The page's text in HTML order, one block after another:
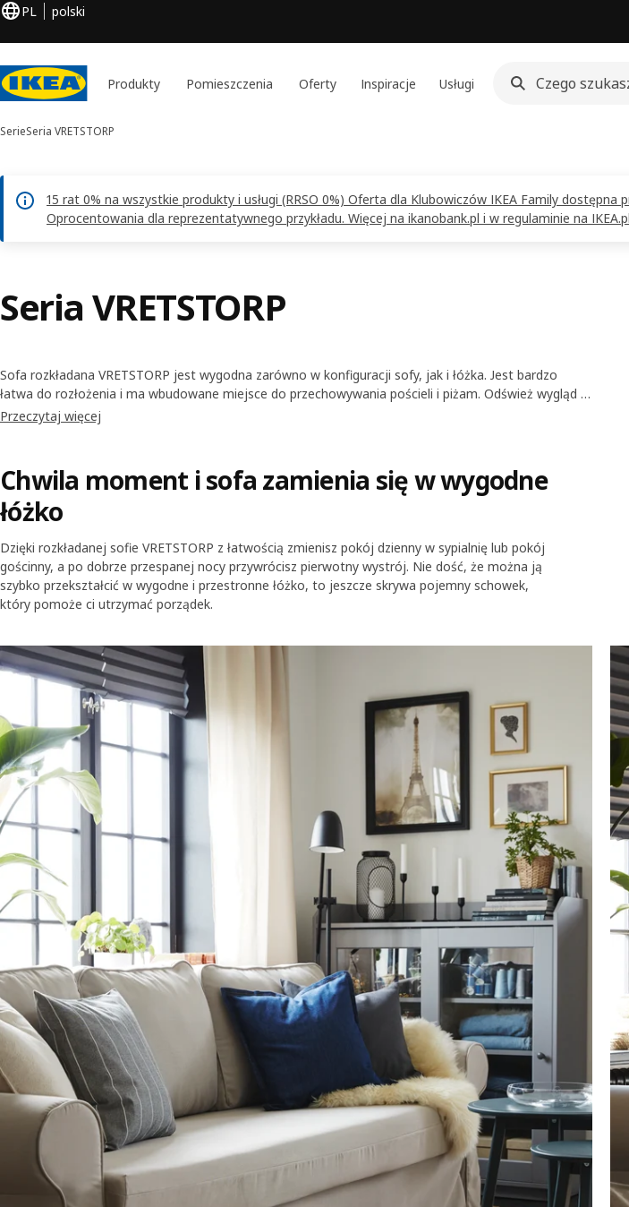
PL polski
Produkty Pomieszczenia Oferty Inspiracje Usługi
SerieSeria VRETSTORP
15 rat 0% na wszystkie produkty i usługi (RRSO 0%) Oferta dla Klubowiczów IKEA Family
Oprocentowania dla reprezentatywnego przykładu. Więcej na ikanobank.pl i w regulaminie na IKEA.pl
Seria VRETSTORP
Sofa rozkładana VRETSTORP jest wygodna zarówno w konfiguracji sofy, jak i łóżka. Jest bardzo
łatwa do rozłożenia i ma wbudowane miejsce do przechowywania pościeli i piżam. Odśwież wygląd i
przedłuż okres użytkowania swojej sofy rozkładanej, zmieniając od czasu do czasu pokrycia – są
Przeczytaj więcej
Chwila moment i sofa zamienia się w wygodne
łóżko
Dzięki rozkładanej sofie VRETSTORP z łatwością zmienisz pokój dzienny w sypialnię lub pokój
gościnny, a po dobrze przespanej nocy przywrócisz pierwotny wystrój. Nie dość, że można ją
szybko przekształcić w wygodne i przestronne łóżko, to jeszcze skrywa pojemny schowek,
który pomoże ci utrzymać porządek.
Skip listing